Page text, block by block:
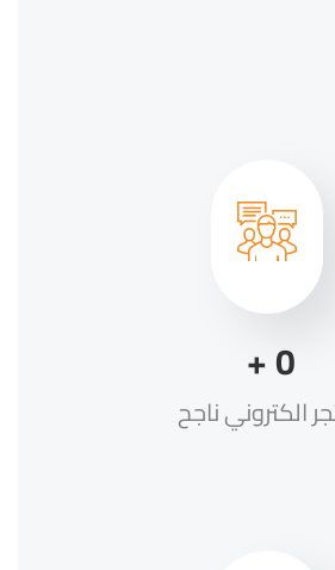
0
+
الكتروني ناجح